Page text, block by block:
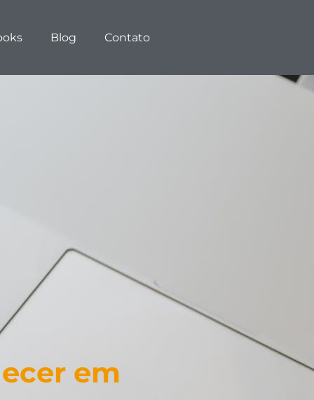
Blog Contato
em